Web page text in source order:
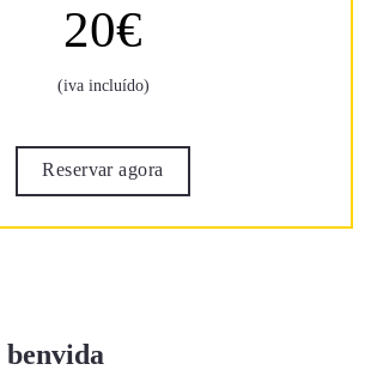
20€
(iva incluído)
Reservar agora
benvida